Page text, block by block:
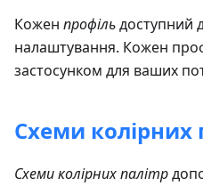
Кожен профільдоступний
налаштування. Кожен
застосунком для ваших
Схеми колірних
Схеми колірних палітр